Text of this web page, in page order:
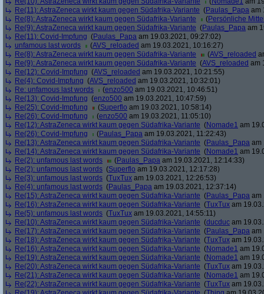
Re(11): AstraZeneca wirkt kaum gegen Südafrika-Variante (Paulas_Papa am
Re(8): AstraZeneca wirkt kaum gegen Südafrika-Variante
(Persönliche
Re(9): AstraZeneca wirkt kaum gegen Südafrika-Variante (Paulas_Papa am
Re(11): Covid-Impfung (Paulas_Papa am 19.03.2021, 09:27:02)
unfamous last words
(AVS_reloaded am 19.03.2021, 10:16:27)
Re(8): AstraZeneca wirkt kaum gegen Südafrika-Variante
(AVS_reloaded
Re(9): AstraZeneca wirkt kaum gegen Südafrika-Variante (AVS_reloaded am
Re(12): Covid-Impfung (AVS_reloaded am 19.03.2021, 10:21:55)
Re(4): Covid-Impfung (AVS_reloaded am 19.03.2021, 10:32:01)
Re: unfamous last words
(enzo500 am 19.03.2021, 10:46:51)
Re(13): Covid-Impfung (enzo500 am 19.03.2021, 10:47:59)
Re(25): Covid-Impfung
(Superflo am 19.03.2021, 10:58:14)
Re(26): Covid-Impfung
(enzo500 am 19.03.2021, 11:05:10)
Re(12): AstraZeneca wirkt kaum gegen Südafrika-Variante (Nomade1 am
Re(26): Covid-Impfung
(Paulas_Papa am 19.03.2021, 11:22:43)
Re(13): AstraZeneca wirkt kaum gegen Südafrika-Variante (Paulas_Papa am
Re(14): AstraZeneca wirkt kaum gegen Südafrika-Variante (Nomade1 am
Re(2): unfamous last words
(Paulas_Papa am 19.03.2021, 12:14:33)
Re(2): unfamous last words (Superflo am 19.03.2021, 12:17:28)
Re(3): unfamous last words (TuxTux am 19.03.2021, 12:26:53)
Re(4): unfamous last words (Paulas_Papa am 19.03.2021, 12:37:14)
Re(15): AstraZeneca wirkt kaum gegen Südafrika-Variante (Paulas_Papa am
Re(16): AstraZeneca wirkt kaum gegen Südafrika-Variante (TuxTux am
Re(5): unfamous last words (TuxTux am 19.03.2021, 14:55:11)
Re(10): AstraZeneca wirkt kaum gegen Südafrika-Variante (ducduc am
Re(17): AstraZeneca wirkt kaum gegen Südafrika-Variante (Paulas_Papa am
Re(18): AstraZeneca wirkt kaum gegen Südafrika-Variante (TuxTux am
Re(16): AstraZeneca wirkt kaum gegen Südafrika-Variante (Nomade1 am
Re(19): AstraZeneca wirkt kaum gegen Südafrika-Variante (Nomade1 am
Re(20): AstraZeneca wirkt kaum gegen Südafrika-Variante (TuxTux am
Re(21): AstraZeneca wirkt kaum gegen Südafrika-Variante (Nomade1 am
Re(22): AstraZeneca wirkt kaum gegen Südafrika-Variante (TuxTux am